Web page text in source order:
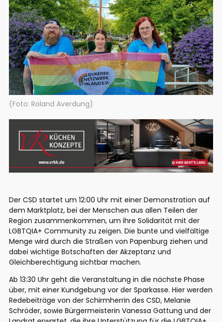
(Foto: Roland Averdung)
Der CSD startet um 12:00 Uhr mit einer Demonstration auf
dem Marktplatz, bei der Menschen aus allen Teilen der
Region zusammenkommen, um ihre Solidarität mit der
LGBTQIA+ Community zu zeigen. Die bunte und vielfältige
Menge wird durch die Straßen von Papenburg ziehen und
dabei wichtige Botschaften der Akzeptanz und
Gleichberechtigung sichtbar machen.
Ab 13:30 Uhr geht die Veranstaltung in die nächste Phase
über, mit einer Kundgebung vor der Sparkasse. Hier werden
Redebeiträge von der Schirmherrin des CSD, Melanie
Schröder, sowie Bürgermeisterin Vanessa Gattung und der